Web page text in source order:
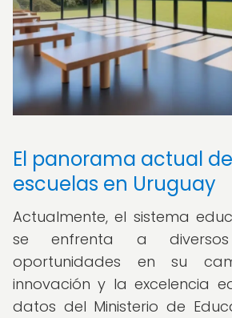
El panorama actual
escuelas en Uruguay
Actualmente, el sistema
se enfrenta a
oportunidades en su
innovación y la excelencia
datos del Ministerio de